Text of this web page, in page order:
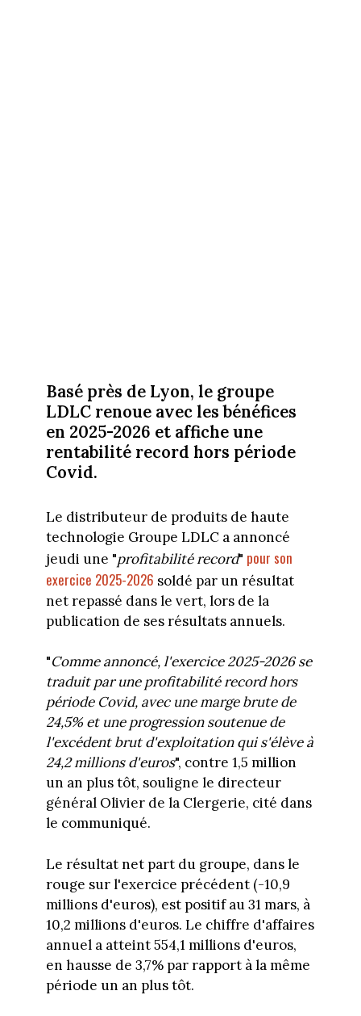
Basé près de Lyon, le groupe
LDLC renoue avec les bénéfices
en 2025-2026 et affiche une
rentabilité record hors période
Covid.
Le distributeur de produits de haute
technologie Groupe LDLC a annoncé
jeudi une "profitabilité record" pour son
exercice 2025-2026 soldé par un résultat
net repassé dans le vert, lors de la
publication de ses résultats annuels.
"Comme annoncé, l'exercice 2025-2026 se
traduit par une profitabilité record hors
période Covid, avec une marge brute de
24,5% et une progression soutenue de
l'excédent brut d'exploitation qui s'élève à
24,2 millions d'euros", contre 1,5 million
un an plus tôt, souligne le directeur
général Olivier de la Clergerie, cité dans
le communiqué.
Le résultat net part du groupe, dans le
rouge sur l'exercice précédent (-10,9
millions d'euros), est positif au 31 mars, à
10,2 millions d'euros. Le chiffre d'affaires
annuel a atteint 554,1 millions d'euros,
en hausse de 3,7% par rapport à la même
période un an plus tôt.